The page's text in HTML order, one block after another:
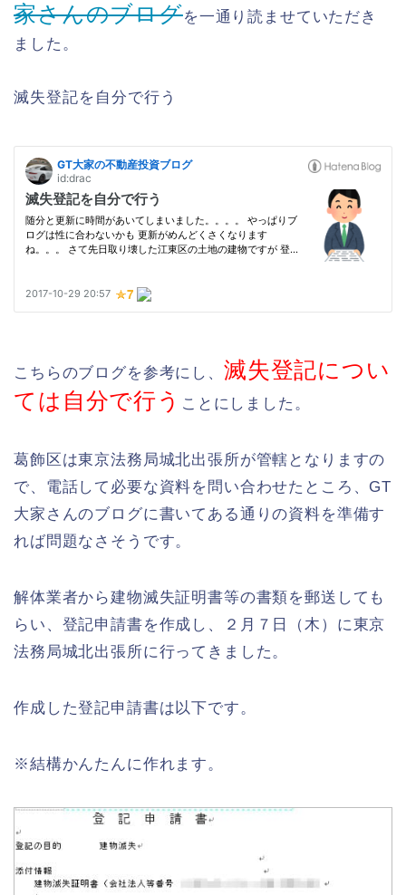
家さんのブログを一通り読ませていただき
ました。
滅失登記を自分で行う
こちらのブログを参考にし、 滅失登記につい
ては自分で行う ことにしました。
葛飾区は東京法務局城北出張所が管轄となりますの
で、電話して必要な資料を問い合わせたところ、GT
大家さんのブログに書いてある通りの資料を準備す
れば問題なさそうです。
解体業者から建物滅失証明書等の書類を郵送しても
らい、登記申請書を作成し、２月７日（木）に東京
法務局城北出張所に行ってきました。
作成した登記申請書は以下です。
※結構かんたんに作れます。